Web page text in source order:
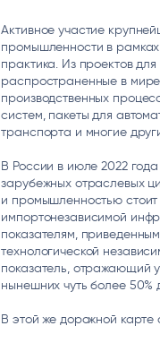
Активное участие
промышленности в
практика. Из проектов
распространенные в
производственных
систем, пакеты для
транспорта и многие
В России в июле 2022
зарубежных отраслевых
и промышленностью
импортонезависимой
показателям,
технологической
показатель, отражающий
нынешних чуть более 50%
В этой же дорожной